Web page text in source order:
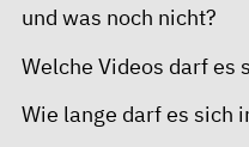
und was noch nicht?
Welche Videos darf es
Wie lange darf es sich